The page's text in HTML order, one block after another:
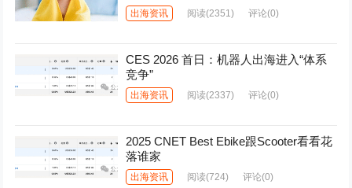
出海资讯 阅读(2351) 评论(0)
CES 2026 首日：机器人出海进入“体系
竞争”
出海资讯 阅读(2337) 评论(0)
2025 CNET Best Ebike跟Scooter看看花
落谁家
出海资讯 阅读(724) 评论(0)